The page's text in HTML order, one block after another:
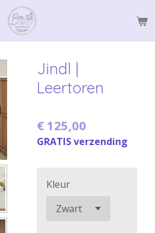
Jindl |
Leertoren
€ 125,00
GRATIS verzending
Kleur